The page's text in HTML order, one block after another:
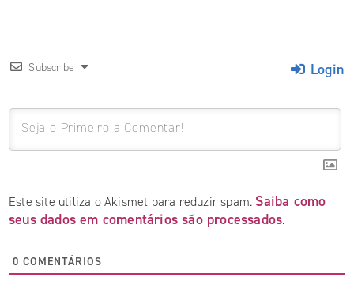
Subscribe Login
Este site utiliza o Akismet para reduzir spam. Saiba como
seus dados em comentários são processados.
0 COMENTÁRIOS